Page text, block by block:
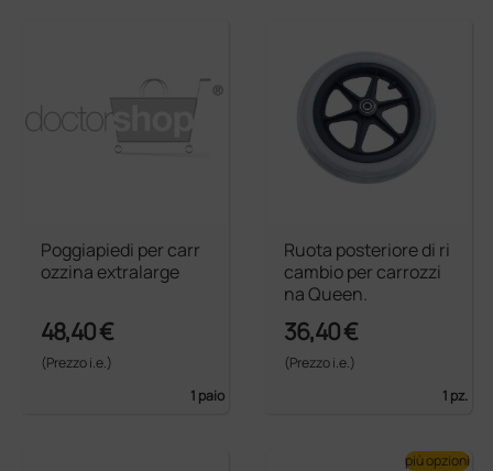
Poggiapiedi per carr
ozzina extralarge
48,40 €
(Prezzo i.e.)
1 paio
Ruota posteriore di ri
cambio per carrozzi
na Queen.
36,40 €
(Prezzo i.e.)
1 pz.
più opzioni